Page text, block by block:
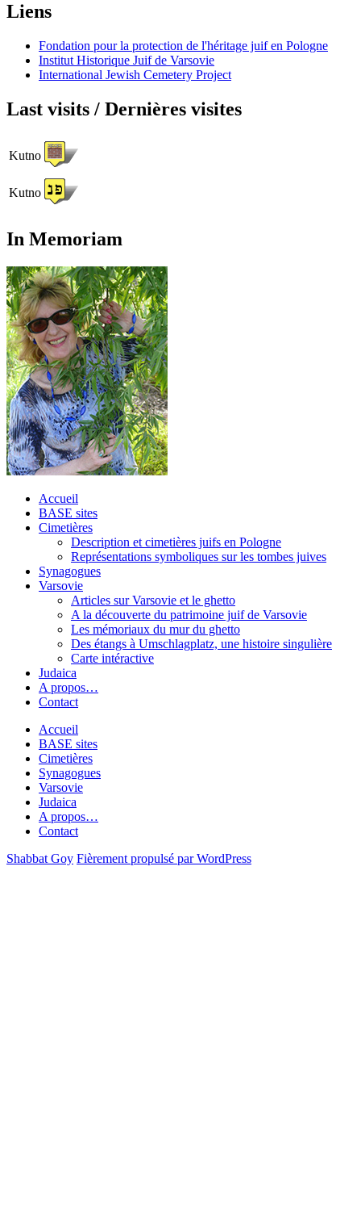
Liens
Fondation pour la protection de l'héritage juif en Pologne
Institut Historique Juif de Varsovie
International Jewish Cemetery Project
Last visits / Dernières visites
Kutno
Kutno
In Memoriam
Accueil
BASE sites
Cimetières
Description et cimetières juifs en Pologne
Représentations symboliques sur les tombes juives
Synagogues
Varsovie
Articles sur Varsovie et le ghetto
A la découverte du patrimoine juif de Varsovie
Les mémoriaux du mur du ghetto
Des étangs à Umschlagplatz, une histoire singulière
Carte intéractive
Judaica
A propos…
Contact
Accueil
BASE sites
Cimetières
Synagogues
Varsovie
Judaica
A propos…
Contact
Shabbat Goy Fièrement propulsé par WordPress